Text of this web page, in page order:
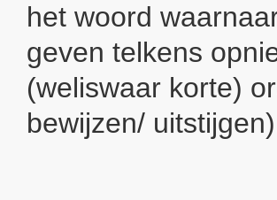
het woord
geven telkens
(weliswaar korte)
bewijzen/